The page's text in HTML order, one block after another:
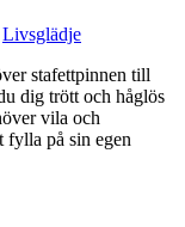
Livsglädje
stafettpinnen till
dig trött och håglös
vila och
fylla på sin egen